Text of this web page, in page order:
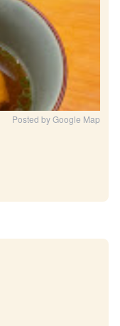
Posted by Google Map